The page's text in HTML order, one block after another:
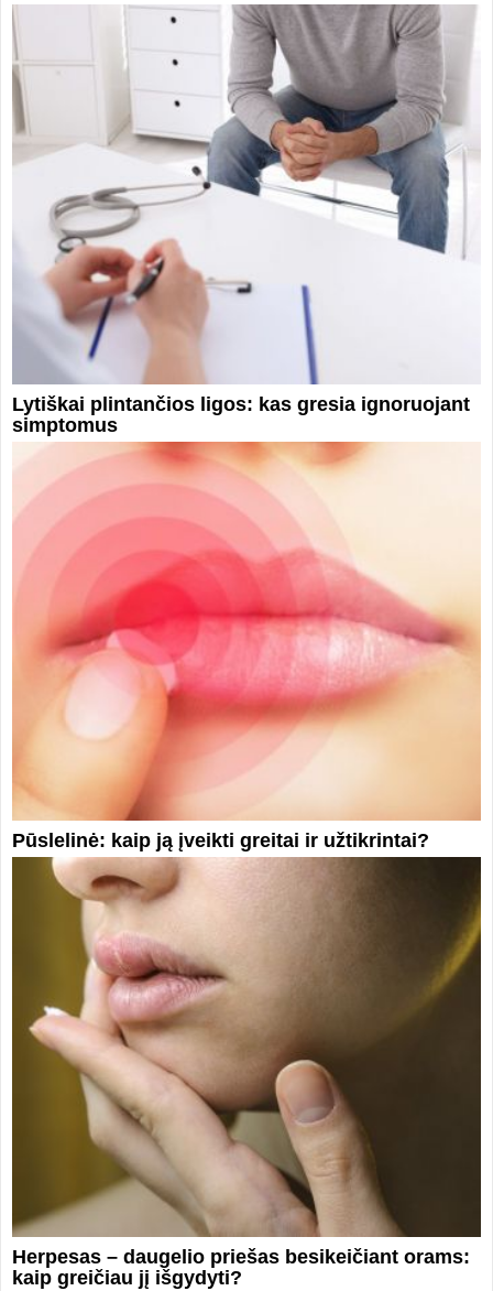
Lytiškai plintančios ligos: kas gresia ignoruojant
simptomus
Pūslelinė: kaip ją įveikti greitai ir užtikrintai?
Herpesas – daugelio priešas besikeičiant orams:
kaip greičiau jį išgydyti?